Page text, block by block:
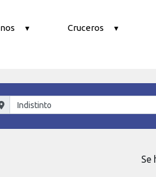
Cruceros
Se